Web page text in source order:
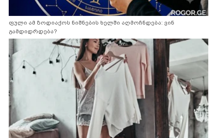
ფული ამ ზოდიაქოს ნიშნების ხელში აღმოჩნდება: ვინ
გამდიდრდება?